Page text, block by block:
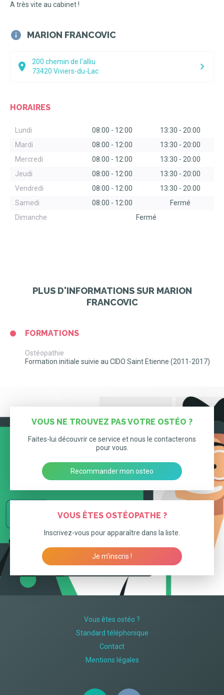
A très vite au cabinet !
MARION FRANCOVIC
200 chemin de l'alliu
73420 Viviers-du-Lac
HORAIRES
Lundi 08:00 - 12:00 13:30 - 20:00
Mardi
08:00 - 12:00 13:30 - 20:00
Mercredi
08:00 - 12:00 13:30 - 20:00
Jeudi
08:00 - 12:00 13:30 - 20:00
Vendredi
08:00 - 12:00 13:30 - 20:00
Samedi
08:00 - 12:00
Fermé
Dimanche
Fermé
PLUS D'INFORMATIONS SUR MARION
FRANCOVIC
FORMATIONS
Ostéopathie
Formation initiale suivie au CIDO Saint Etienne (2011-2017)
VOUS NE TROUVEZ PAS VOTRE OSTÉO ?
Faites-lui découvrir ce service et nous le contacterons
pour vous.
Recommander mon osteo
VOUS ÊTES OSTÉOPATHE ?
Inscrivez-vous pour apparaître dans la liste.
Je m’inscris !
Vous êtes ostéo ?
Standard téléphonique
Contact
Mentions légales